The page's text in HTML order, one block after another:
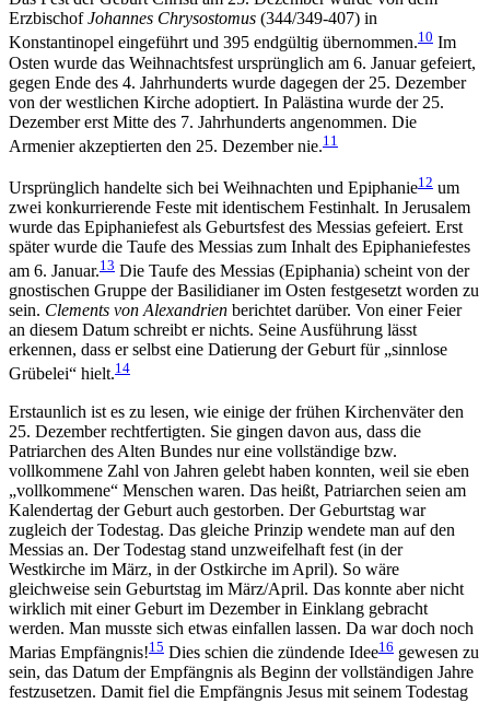
ErzbischofJohannes Chrysostomus (344/349-407) in
Konstantinopel eingeführt und 395 endgültig übernommen.10 Im
Osten wurde das Weihnachtsfest ursprünglich am 6. Januar gefeiert,
gegen Ende des 4. Jahrhunderts wurde dagegen der 25. Dezember
von der westlichen Kirche adoptiert. In Palästina wurde der 25.
Dezember erst Mitte des 7. Jahrhunderts angenommen. Die
Armenier akzeptierten den 25. Dezember nie.11
Ursprünglich handelte sich bei Weihnachten und Epiphanie12 um
zwei konkurrierende Feste mit identischem Festinhalt. In Jerusalem
wurde das Epiphaniefest als Geburtsfest des Messias gefeiert. Erst
später wurde die Taufe des Messias zum Inhalt des Epiphaniefestes
am 6. Januar.13 Die Taufe des Messias (Epiphania) scheint von der
gnostischen Gruppe der Basilidianer im Osten festgesetzt worden zu
sein. Clements von Alexandrien berichtet darüber. Von einer Feier
an diesem Datum schreibt er nichts. Seine Ausführung lässt
erkennen, dass er selbst eine Datierung der Geburt für „sinnlose
Grübelei“ hielt.14
Erstaunlich ist es zu lesen, wie einige der frühen Kirchenväter den
25. Dezember rechtfertigten. Sie gingen davon aus, dass die
Patriarchen des Alten Bundes nur eine vollständige bzw.
vollkommene Zahl von Jahren gelebt haben konnten, weil sie eben
„vollkommene“ Menschen waren. Das heißt, Patriarchen seien am
Kalendertag der Geburt auch gestorben. Der Geburtstag war
zugleich der Todestag. Das gleiche Prinzip wendete man auf den
Messias an. Der Todestag stand unzweifelhaft fest (in der
Westkirche im März, in der Ostkirche im April). So wäre
gleichweise sein Geburtstag im März/April. Das konnte aber nicht
wirklich mit einer Geburt im Dezember in Einklang gebracht
werden. Man musste sich etwas einfallen lassen. Da war doch noch
Marias Empfängnis!15 Dies schien die zündende Idee16 gewesen zu
sein, das Datum der Empfängnis als Beginn der vollständigen Jahre
festzusetzen. Damit fiel die Empfängnis Jesus mit seinem Todestag